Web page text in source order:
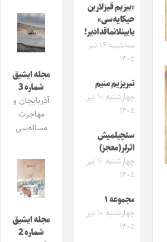
«بیزیم قیزلارین
حیکایه‌سی»
یایینلانماقدادیر!
سه‌شنبه ۱۶ تیر
۱۴۰۵
تبریزیم منیم
چهارشنبه ۱۰ تیر
۱۴۰۵
سئچیلمیش
اثرلر(معجز)
چهارشنبه ۱۰ تیر
۱۴۰۵
مجموعه ۱
چهارشنبه ۱۰ تیر
۱۴۰۵
مجله ایشیق
شماره 3
آذربایجان و
مهاجرت
مساله‌سی
مجله ایشیق
شماره 2